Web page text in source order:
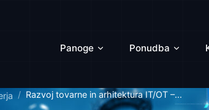
Panoge Ponudba
Razvoj tovarne in arhitektura IT/OT –...